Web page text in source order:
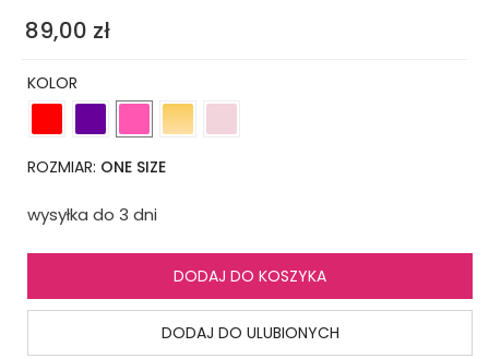
89,00 zł
KOLOR
ROZMIAR: ONE SIZE
wysyłka do 3 dni
DODAJ DO KOSZYKA
DODAJ DO ULUBIONYCH